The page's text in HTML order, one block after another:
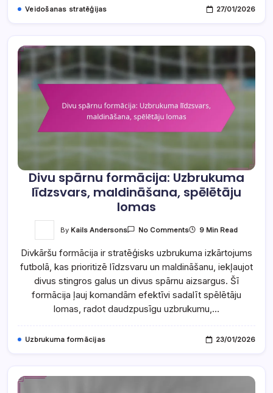
Veidošanas stratēģijas 27/01/2026
Divu spārnu formācija: Uzbrukuma
līdzsvars, maldināšana, spēlētāju
lomas
By Kails Andersons No CommentsOn
Formācija:
Līdzsvars,
Maldināšana,
Spēlētāju
Lomas
9 Min Read
Divkāršu formācija ir stratēģisks uzbrukuma izkārtojums
futbolā, kas prioritizē līdzsvaru un maldināšanu, iekļaujot
divus stingros galus un divus spārnu aizsargus. Šī
formācija ļauj komandām efektīvi sadalīt spēlētāju
lomas, radot daudzpusīgu uzbrukumu,…
Uzbrukuma formācijas 23/01/2026